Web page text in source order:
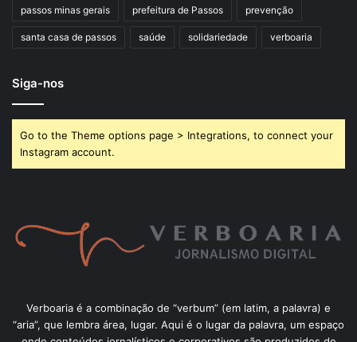
passos minas gerais prefeitura de Passos prevenção
santa casa de passos saúde solidariedade verboaria
Siga-nos
Go to the Theme options page > Integrations, to connect your
Instagram account.
Verboaria é a combinação de “verbum” (em latim, a palavra) e
“aria”, que lembra área, lugar. Aqui é o lugar da palavra, um espaço